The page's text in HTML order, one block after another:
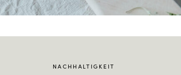
NACHHALTIGKEIT